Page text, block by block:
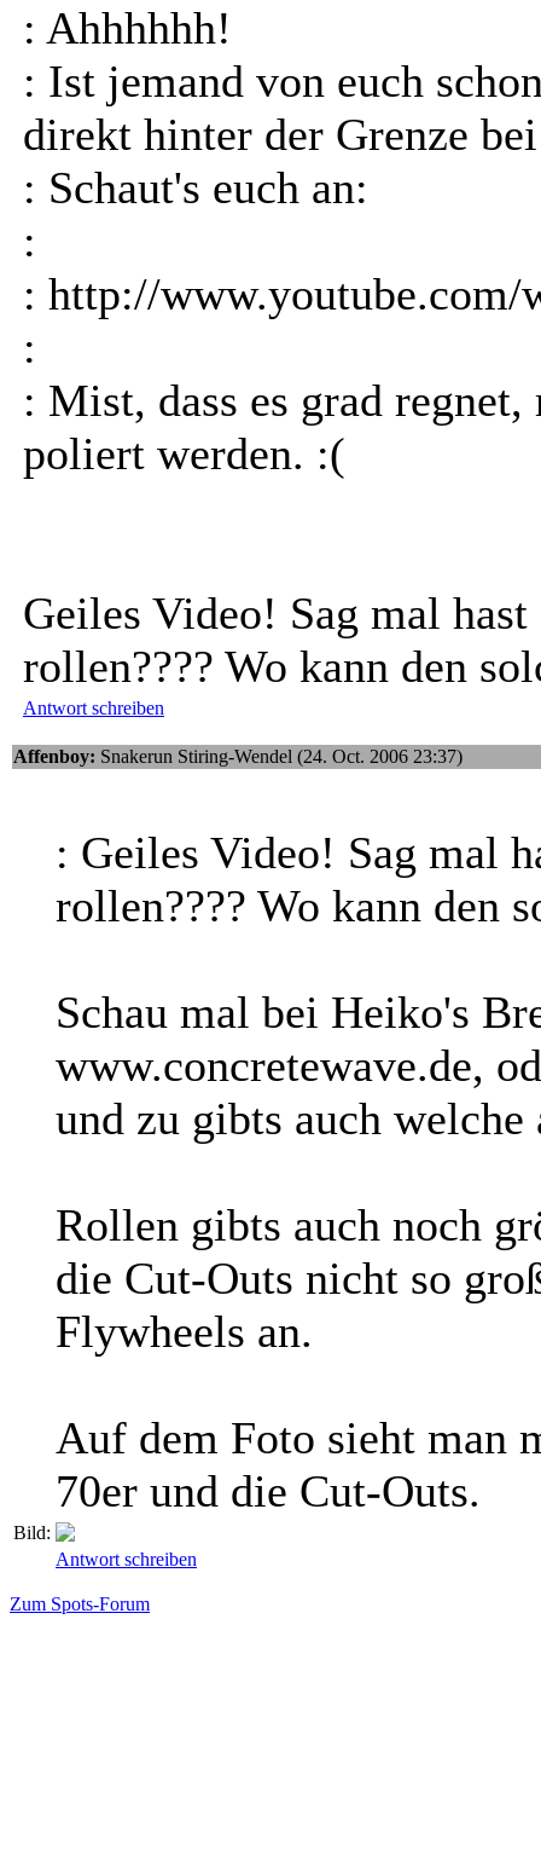
: Ahhhhhh!
: Ist jemand von euch
direkt hinter der Grenze
: Schaut's euch an:
:
: http://
:
: Mist, dass es grad
poliert werden. :(
Geiles Video! Sag mal
rollen???? Wo kann den
Antwort schreiben
Affenboy: Snakerun Stiring-Wendel (24. Oct. 2006 23:37)
: Geiles Video! Sag mal
rollen???? Wo kann den
Schau mal bei Heiko's
www.concretewave.de,
und zu gibts auch welche
Rollen gibts auch noch
die Cut-Outs nicht so
Flywheels an.
Auf dem Foto sieht man
70er und die Cut-Outs.
Bild:
Antwort schreiben
Zum Spots-Forum